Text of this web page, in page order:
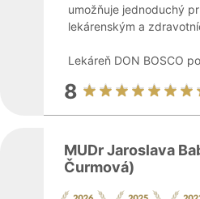
umožňuje jednoduchý
lekárenským a
Lekáreň DON BOSCO
8
MUDr Jaroslava
Čurmová)